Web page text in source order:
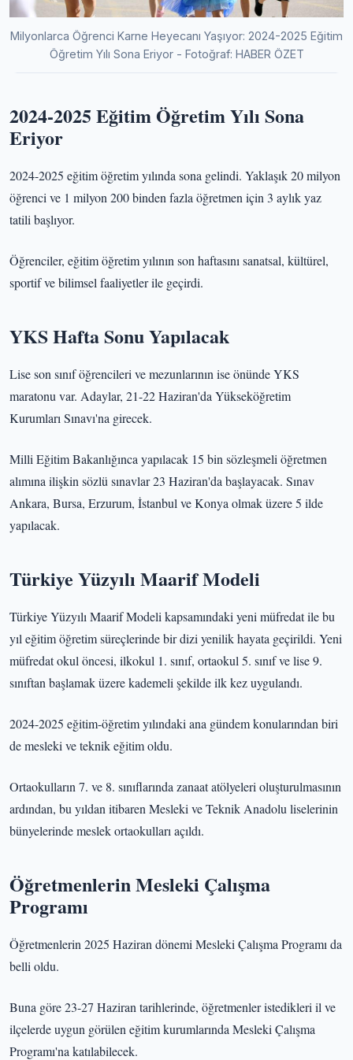
Milyonlarca Öğrenci Karne Heyecanı Yaşıyor: 2024-2025 Eğitim
Öğretim Yılı Sona Eriyor - Fotoğraf: HABER ÖZET
2024-2025 Eğitim Öğretim Yılı Sona
Eriyor
2024-2025 eğitim öğretim yılında sona gelindi. Yaklaşık 20 milyon
öğrenci ve 1 milyon 200 binden fazla öğretmen için 3 aylık yaz
tatili başlıyor.
Öğrenciler, eğitim öğretim yılının son haftasını sanatsal, kültürel,
sportif ve bilimsel faaliyetler ile geçirdi.
YKS Hafta Sonu Yapılacak
Lise son sınıf öğrencileri ve mezunlarının ise önünde YKS
maratonu var. Adaylar, 21-22 Haziran'da Yükseköğretim
Kurumları Sınavı'na girecek.
Milli Eğitim Bakanlığınca yapılacak 15 bin sözleşmeli öğretmen
alımına ilişkin sözlü sınavlar 23 Haziran'da başlayacak. Sınav
Ankara, Bursa, Erzurum, İstanbul ve Konya olmak üzere 5 ilde
yapılacak.
Türkiye Yüzyılı Maarif Modeli
Türkiye Yüzyılı Maarif Modeli kapsamındaki yeni müfredat ile bu
yıl eğitim öğretim süreçlerinde bir dizi yenilik hayata geçirildi. Yeni
müfredat okul öncesi, ilkokul 1. sınıf, ortaokul 5. sınıf ve lise 9.
sınıftan başlamak üzere kademeli şekilde ilk kez uygulandı.
2024-2025 eğitim-öğretim yılındaki ana gündem konularından biri
de mesleki ve teknik eğitim oldu.
Ortaokulların 7. ve 8. sınıflarında zanaat atölyeleri oluşturulmasının
ardından, bu yıldan itibaren Mesleki ve Teknik Anadolu liselerinin
bünyelerinde meslek ortaokulları açıldı.
Öğretmenlerin Mesleki Çalışma
Programı
Öğretmenlerin 2025 Haziran dönemi Mesleki Çalışma Programı da
belli oldu.
Buna göre 23-27 Haziran tarihlerinde, öğretmenler istedikleri il ve
ilçelerde uygun görülen eğitim kurumlarında Mesleki Çalışma
Programı'na katılabilecek.